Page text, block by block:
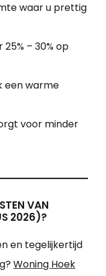
waar u prettig
25% – 30% op
een warme
voor minder
VAN
2026)?
en tegelijkertijd
Woning Hoek